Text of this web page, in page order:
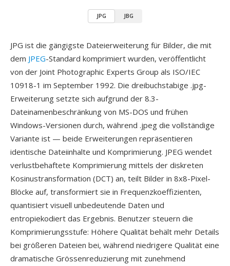
JPG JBG
JPG ist die gängigste Dateierweiterung für Bilder, die mit
dem JPEG-Standard komprimiert wurden, veröffentlicht
von der Joint Photographic Experts Group als ISO/IEC
10918-1 im September 1992. Die dreibuchstabige .jpg-
Erweiterung setzte sich aufgrund der 8.3-
Dateinamenbeschränkung von MS-DOS und frühen
Windows-Versionen durch, während .jpeg die vollständige
Variante ist — beide Erweiterungen repräsentieren
identische Dateiinhalte und Komprimierung. JPEG wendet
verlustbehaftete Komprimierung mittels der diskreten
Kosinustransformation (DCT) an, teilt Bilder in 8x8-Pixel-
Blöcke auf, transformiert sie in Frequenzkoeffizienten,
quantisiert visuell unbedeutende Daten und
entropiekodiert das Ergebnis. Benutzer steuern die
Komprimierungsstufe: Höhere Qualität behält mehr Details
bei größeren Dateien bei, während niedrigere Qualität eine
dramatische Grössenreduzierung mit zunehmend